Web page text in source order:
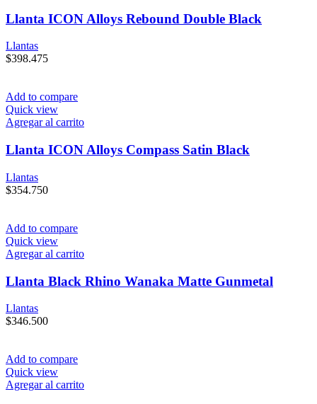
Llanta ICON Alloys Rebound Double Black
Llantas
$398.475
Add to compare
Quick view
Agregar al carrito
Llanta ICON Alloys Compass Satin Black
Llantas
$354.750
Add to compare
Quick view
Agregar al carrito
Llanta Black Rhino Wanaka Matte Gunmetal
Llantas
$346.500
Add to compare
Quick view
Agregar al carrito